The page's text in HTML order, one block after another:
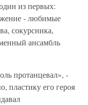
из первых:
- любимые
сокурсника,
ансамбль
протанцевал», -
пластику его героя